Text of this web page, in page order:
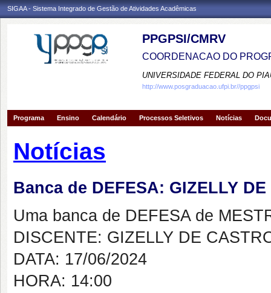
SIGAA - Sistema Integrado de Gestão de Atividades Acadêmicas
PPGPSI/CMRV
COORDENACAO DO
UNIVERSIDADE FEDERAL DO
http://www.posgraduacao.ufpi.br//ppgpsi
Programa Ensino Calendário Processos Seletivos Notícias
Notícias
Banca de DEFESA: GIZELLY
Uma banca de DEFESA de
DISCENTE: GIZELLY DE
DATA: 17/06/2024
HORA: 14:00